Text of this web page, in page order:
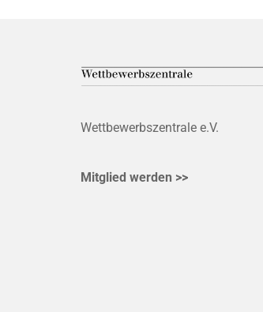
Wettbewerbszentrale e.V.
Mitglied werden >>